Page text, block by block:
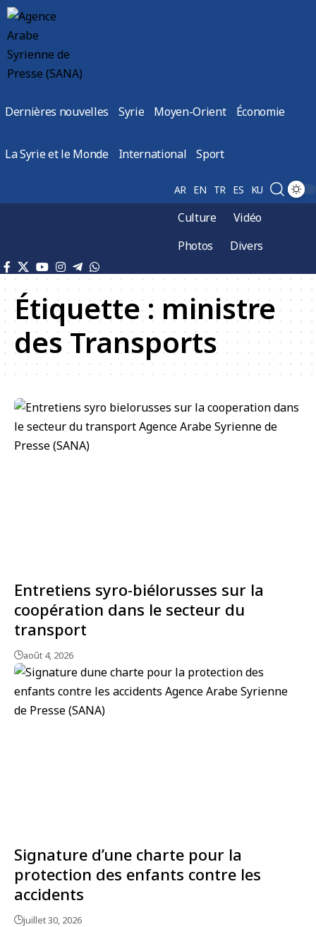
Dernières nouvelles Syrie Moyen-Orient Économie
La Syrie et le Monde International Sport
AR EN TR ES KU
Culture
Vidéo
Photos
Divers
Étiquette : ministre
des Transports
Entretiens syro-biélorusses sur la
coopération dans le secteur du
transport
août 4, 2026
Signature d’une charte pour la
protection des enfants contre les
accidents
juillet 30, 2026